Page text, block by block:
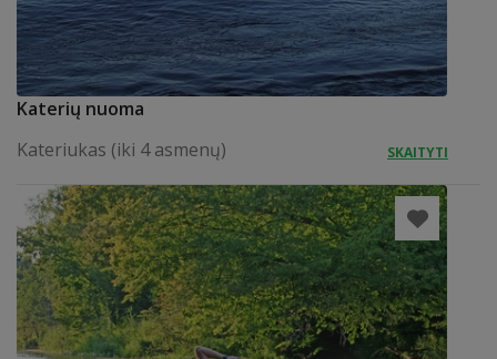
Katerių nuoma
Kateriukas (iki 4 asmenų)
SKAITYTI